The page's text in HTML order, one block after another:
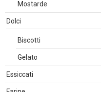
Mostarde
Dolci
Biscotti
Gelato
Essiccati